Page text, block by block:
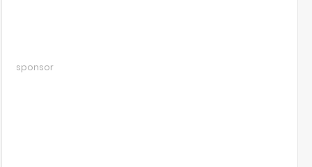
sponsor